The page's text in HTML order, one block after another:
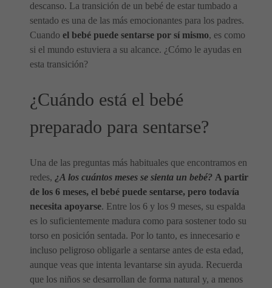
descanso. La transición de un bebé de estar tumbado a
sentado es una de las más emocionantes para los padres.
Cuando el bebé puede sentarse por sí mismo, es como
si el mundo estuviera a su alcance. ¿Cómo le ayudas en
esta transición?
¿Cuándo está el bebé
preparado para sentarse?
Una de las preguntas más habituales que encontramos en
redes, ¿A los cuántos meses se sienta un bebé? A partir
de los 6 meses, el bebé puede sentarse, pero todavía
necesita apoyarse. Entre los 6 y los 9 meses, su espalda
es lo suficientemente madura como para sostener todo su
torso en posición sentada. Por lo tanto, es innecesario e
incluso peligroso obligarle a sentarse antes de esta edad,
aunque veas que intenta levantarse sin ayuda. Recuerda
que los niños se desarrollan de forma natural y, a menos